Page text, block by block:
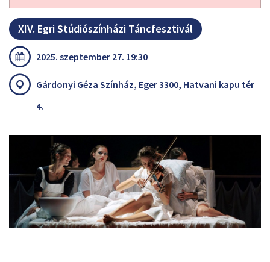
XIV. Egri Stúdiószínházi Táncfesztivál
2025. szeptember 27. 19:30
Gárdonyi Géza Színház, Eger 3300, Hatvani kapu tér
4.